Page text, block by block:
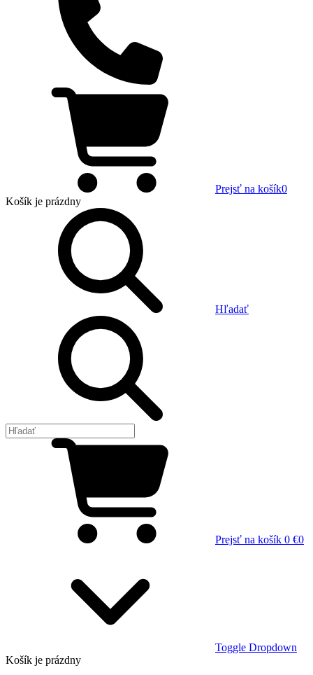
Prejsť na košík0
Košík je prázdny
Hľadať
Prejsť na košík 0 €0
Toggle Dropdown
Košík je prázdny